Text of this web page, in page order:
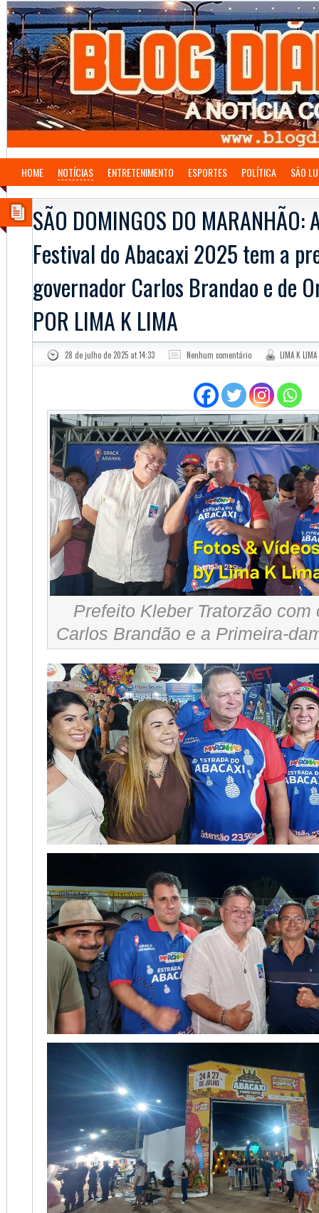
HOME NOTÍCIAS ENTRETENIMENTO ESPORTES POLÍTICA SÃO
SÃO DOMINGOS DO
Festival do Abacaxi 2025 tem a
governador Carlos Brandao e de
POR LIMA K LIMA
28 de julho de 2025 at 14:33 Nenhum comentário LIMA K LIMA
Prefeito Kleber Tratorzão com
Carlos Brandão e a Primeira-